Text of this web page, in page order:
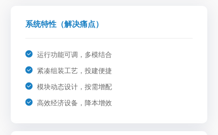
系统特性（解决痛点）
运行功能可调，多模结合
紧凑组装工艺，投建便捷
模块动态设计，按需增配
高效经济设备，降本增效